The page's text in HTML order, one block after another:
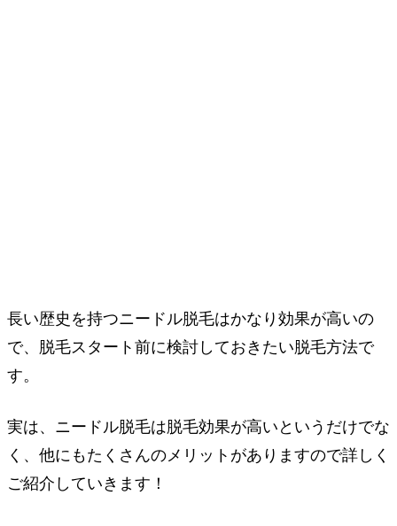
長い歴史を持つニードル脱毛はかなり効果が高いの
で、脱毛スタート前に検討しておきたい脱毛方法で
す。
実は、ニードル脱毛は脱毛効果が高いというだけでな
く、他にもたくさんのメリットがありますので詳しく
ご紹介していきます！